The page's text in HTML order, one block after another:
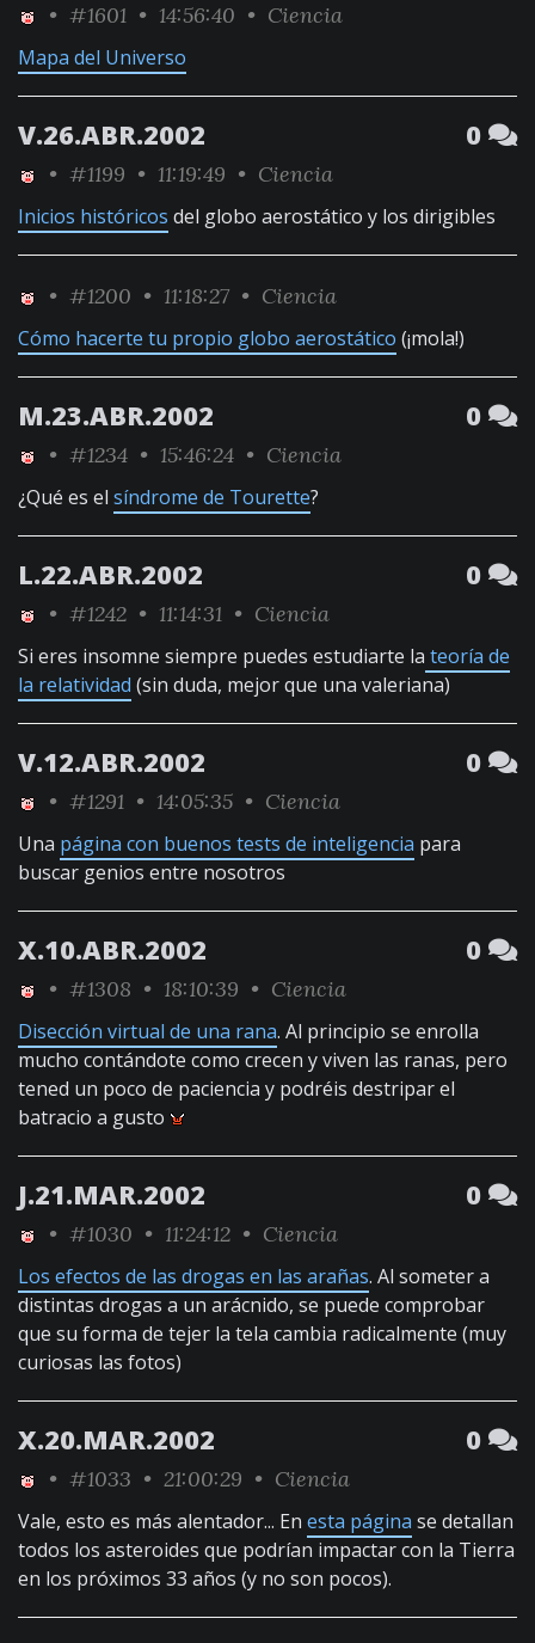
• #1601 • 14:56:40 • Ciencia
Mapa del Universo
V.26.ABR.2002 0
• #1199 • 11:19:49 • Ciencia
Inicios históricos del globo aerostático y los dirigibles
• #1200 • 11:18:27 • Ciencia
Cómo hacerte tu propio globo aerostático (¡mola!)
M.23.ABR.2002 0
• #1234 • 15:46:24 • Ciencia
¿Qué es el síndrome de Tourette?
L.22.ABR.2002 0
• #1242 • 11:14:31 • Ciencia
Si eres insomne siempre puedes estudiarte la teoría de
la relatividad (sin duda, mejor que una valeriana)
V.12.ABR.2002 0
• #1291 • 14:05:35 • Ciencia
Una página con buenos tests de inteligencia para
buscar genios entre nosotros
X.10.ABR.2002 0
• #1308 • 18:10:39 • Ciencia
Disección virtual de una rana. Al principio se enrolla
mucho contándote como crecen y viven las ranas, pero
tened un poco de paciencia y podréis destripar el
batracio a gusto
J.21.MAR.2002 0
• #1030 • 11:24:12 • Ciencia
Los efectos de las drogas en las arañas. Al someter a
distintas drogas a un arácnido, se puede comprobar
que su forma de tejer la tela cambia radicalmente (muy
curiosas las fotos)
X.20.MAR.2002 0
• #1033 • 21:00:29 • Ciencia
Vale, esto es más alentador... En esta página se detallan
todos los asteroides que podrían impactar con la Tierra
en los próximos 33 años (y no son pocos).